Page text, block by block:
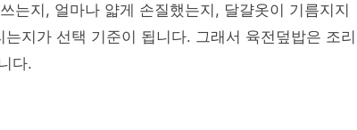
는지, 얼마나 얇게 손질했는지, 달걀옷이 기름지지
지가 선택 기준이 됩니다. 그래서 육전덮밥은 조리
다.